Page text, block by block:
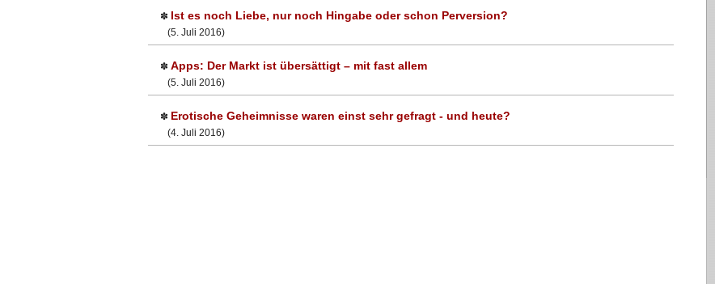
✽ Ist es noch Liebe, nur noch Hingabe oder schon Perversion?
(5. Juli 2016)
✽ Apps: Der Markt ist übersättigt – mit fast allem
(5. Juli 2016)
✽ Erotische Geheimnisse waren einst sehr gefragt - und heute?
(4. Juli 2016)